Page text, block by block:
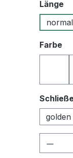
Länge
normal
Farbe
golden